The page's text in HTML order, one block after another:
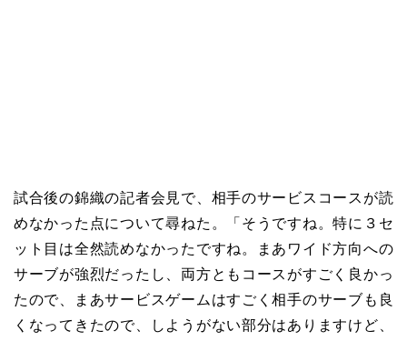
試合後の錦織の記者会見で、相手のサービスコースが読
めなかった点について尋ねた。「そうですね。特に３セ
ット目は全然読めなかったですね。まあワイド方向への
サーブが強烈だったし、両方ともコースがすごく良かっ
たので、まあサービスゲームはすごく相手のサーブも良
くなってきたので、しようがない部分はありますけど、